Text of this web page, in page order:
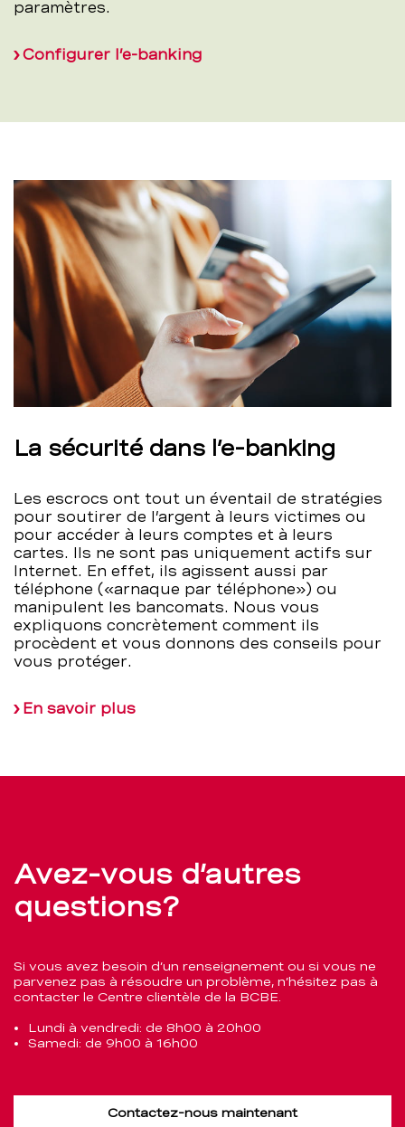
paramètres.
Configurer l’e-banking
La sécurité dans l’e-banking
Les escrocs ont tout un éventail de stratégies
pour soutirer de l’argent à leurs victimes ou
pour accéder à leurs comptes et à leurs
cartes. Ils ne sont pas uniquement actifs sur
Internet. En effet, ils agissent aussi par
téléphone («arnaque par téléphone») ou
manipulent les bancomats. Nous vous
expliquons concrètement comment ils
procèdent et vous donnons des conseils pour
vous protéger.
En savoir plus
Avez-vous d’autres
questions?
Si vous avez besoin d’un renseignement ou si vous ne
parvenez pas à résoudre un problème, n’hésitez pas à
contacter le Centre clientèle de la BCBE.
Lundi à vendredi: de 8h00 à 20h00
Samedi: de 9h00 à 16h00
Contactez-nous maintenant